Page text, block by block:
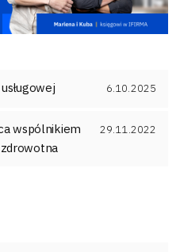
6.10.2025
wspólnikiem
zdrowotna
29.11.2022